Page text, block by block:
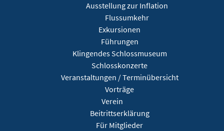
Ausstellung zur Inflation
Flussumkehr
Exkursionen
Führungen
Klingendes Schlossmuseum
Schlosskonzerte
Veranstaltungen / Terminübersicht
Vorträge
Verein
Beitrittserklärung
Für Mitglieder